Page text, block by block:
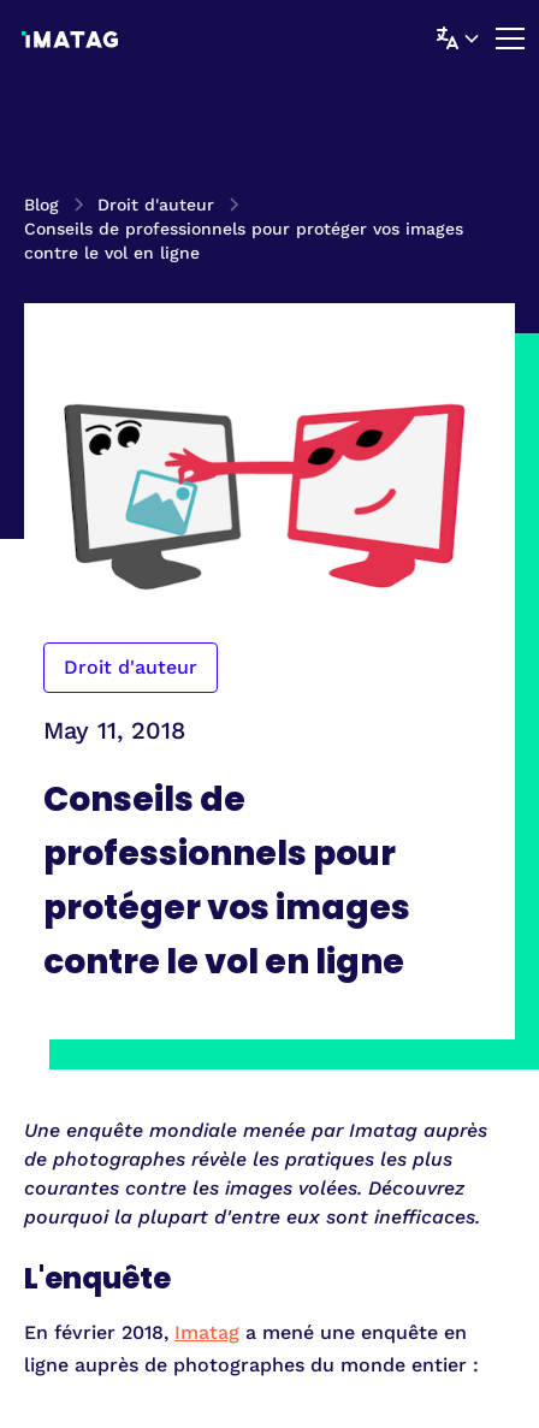
Blog
Droit d'auteur
Conseils de professionnels pour protéger vos images
contre le vol en ligne
Droit d'auteur
May 11, 2018
Conseils de
professionnels pour
protéger vos images
contre le vol en ligne
Une enquête mondiale menée par Imatag auprès
de photographes révèle les pratiques les plus
courantes contre les images volées. Découvrez
pourquoi la plupart d'entre eux sont inefficaces.
L'enquête
En février 2018, Imatag a mené une enquête en
ligne auprès de photographes du monde entier :